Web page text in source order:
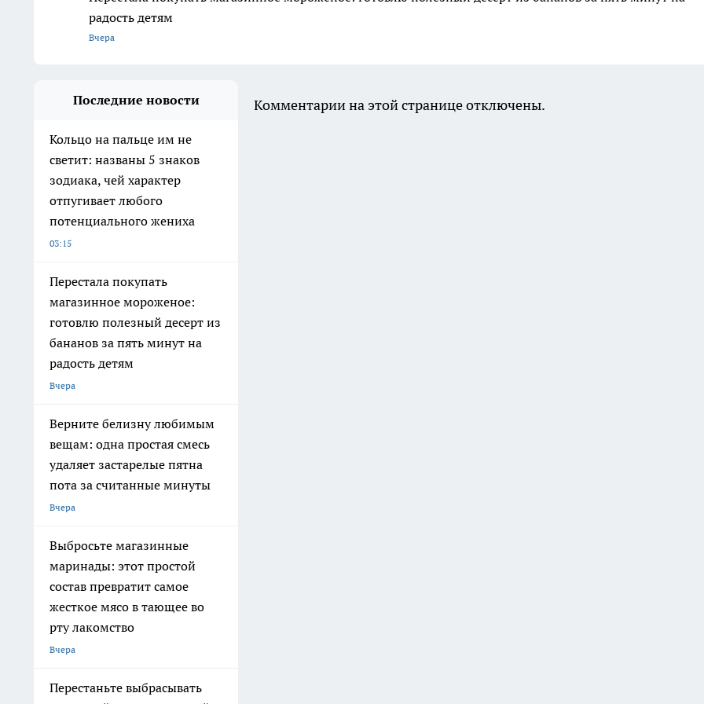
радость детям
Вчера
Последние новости
Кольцо на пальце им не
светит: названы 5 знаков
зодиака, чей характер
отпугивает любого
потенциального жениха
03:15
Перестала покупать
магазинное мороженое:
готовлю полезный десерт из
бананов за пять минут на
радость детям
Вчера
Верните белизну любимым
вещам: одна простая смесь
удаляет застарелые пятна
пота за считанные минуты
Вчера
Выбросьте магазинные
маринады: этот простой
состав превратит самое
жесткое мясо в тающее во
рту лакомство
Вчера
Перестаньте выбрасывать
Комментарии на этой странице отключены.